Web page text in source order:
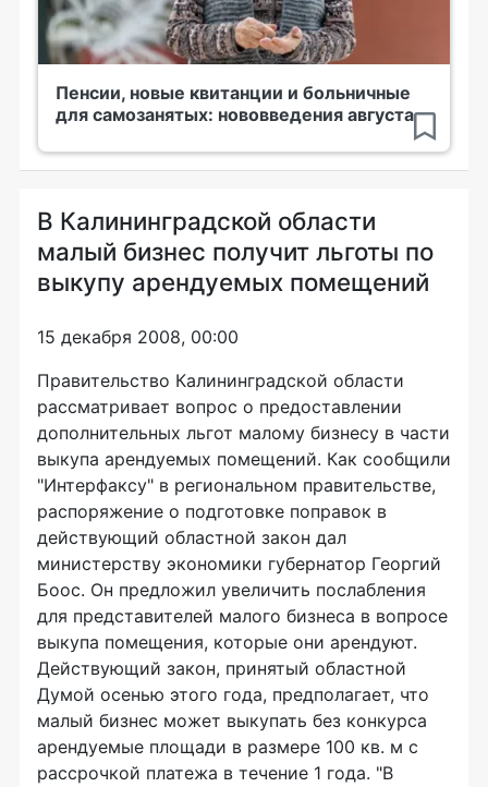
Пенсии, новые квитанции и больничные
для самозанятых: нововведения августа
В Калининградской области
малый бизнес получит льготы по
выкупу арендуемых помещений
15 декабря 2008, 00:00
Правительство Калининградской области
рассматривает вопрос о предоставлении
дополнительных льгот малому бизнесу в части
выкупа арендуемых помещений. Как сообщили
"Интерфаксу" в региональном правительстве,
распоряжение о подготовке поправок в
действующий областной закон дал
министерству экономики губернатор Георгий
Боос. Он предложил увеличить послабления
для представителей малого бизнеса в вопросе
выкупа помещения, которые они арендуют.
Действующий закон, принятый областной
Думой осенью этого года, предполагает, что
малый бизнес может выкупать без конкурса
арендуемые площади в размере 100 кв. м с
рассрочкой платежа в течение 1 года. "В